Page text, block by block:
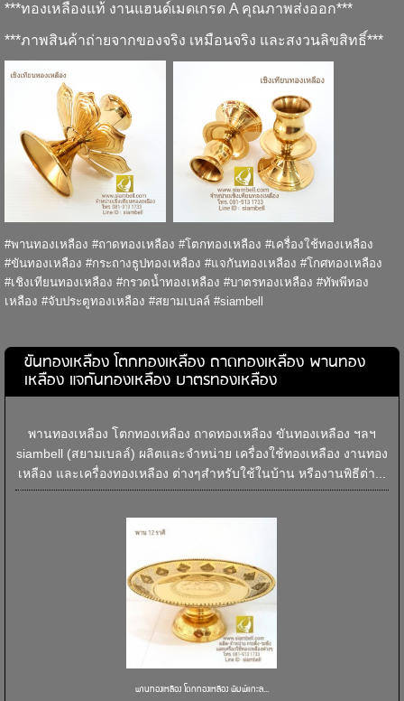
***ทองเหลืองแท้ งานแฮนด์เมดเกรด A คุณภาพส่งออก***
***ภาพสินค้าถ่ายจากของจริง เหมือนจริง และสงวนลิขสิทธิ์***
#พานทองเหลือง #ถาดทองเหลือง #โตกทองเหลือง #เครื่องใช้ทองเหลือง
#ขันทองเหลือง #กระถางธูปทองเหลือง #แจกันทองเหลือง #โกศทองเหลือง
#เชิงเทียนทองเหลือง #กรวดน้ำทองเหลือง #บาตรทองเหลือง #ทัพพีทอง
เหลือง #จับประตูทองเหลือง #สยามเบลล์ #siambell
ขันทองเหลือง โตกทองเหลือง ถาดทองเหลือง พานทอง
เหลือง แจกันทองเหลือง บาตรทองเหลือง
พานทองเหลือง โตกทองเหลือง ถาดทองเหลือง ขันทองเหลือง ฯลฯ
siambell (สยามเบลล์) ผลิตและจำหน่าย เครื่องใช้ทองเหลือง งานทอง
เหลือง และเครื่องทองเหลือง ต่างๆสำหรับใช้ในบ้าน หรืองานพิธีต่า...
พานทองเหลือง โตกทองเหลือง พิมพ์แกะล...